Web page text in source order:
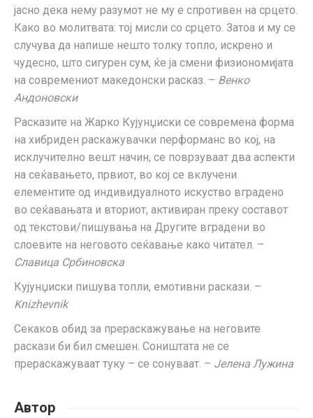
јасно дека нему разумот не му е спротивен на срцето.
Како во молитвата: тој мисли со срцето. Затоа и му се
случува да напише нешто толку топло, искрено и
чудесно, што сигурен сум, ќе ја смени физиономијата
на современиот македонски расказ. – Венко
Андоновски
Расказите на Жарко Кујунџиски се современа форма
на хибриден раскажувачки перформанс во кој, на
исклучително вешт начин, се поврзуваат два аспекти
на сеќавањето, првиот, во кој се вклучени
елементите од индивидуалното искуство вградено
во сеќавањата и вториот, активиран преку составот
од текстови/пишувања на Другите вградени во
слоевите на неговото сеќавање како читател. –
Славица Србиновска
Кујунџиски пишува топли, емотивни раскази. –
Knizhevnik
Секаков обид за прераскажување на неговите
раскази би бил смешен. Соништата не се
прераскажуваат туку – се сонуваат. – Јелена Лужина
Автор